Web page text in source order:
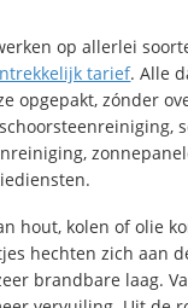
op allerlei
tarief. Alle
opgepakt, zónder
hout, kolen of olie
hechten zich aan
brandbare laag.